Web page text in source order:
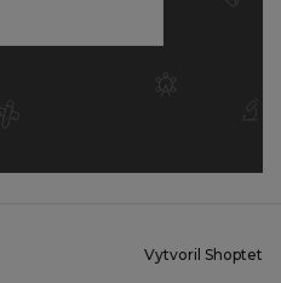
Vytvoril Shoptet